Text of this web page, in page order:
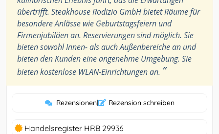
übertrifft. Steakhouse Rodizio GmbH bietet Räume für
besondere Anlässe wie Geburtstagsfeiern und
Firmenjubiläen an. Reservierungen sind möglich. Sie
bieten sowohl Innen- als auch Außenbereiche an und
bieten den Kunden eine angenehme Umgebung. Sie
bieten kostenlose WLAN-Einrichtungen an. ”
Rezensionen| Rezension schreiben
Handelsregister HRB 29936